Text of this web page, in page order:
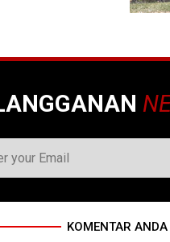
KOMENTAR ANDA